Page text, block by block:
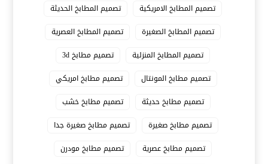
تصميم المطابخ الامريكية
تصميم المطابخ الحديثة
تصميم المطابخ الصغيرة
تصميم المطابخ العصرية
تصميم المطابخ المنزلية
تصميم مطابخ 3d
تصميم مطابخ المونتال
تصميم مطابخ امريكي
تصميم مطابخ حديثة
تصميم مطابخ خشب
تصميم مطابخ صغيرة
تصميم مطابخ صغيرة جدا
تصميم مطابخ عصرية
تصميم مطابخ مودرن